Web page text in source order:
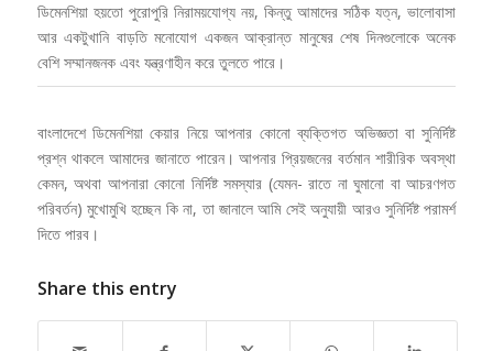
ডিমেনশিয়া হয়তো পুরোপুরি নিরাময়যোগ্য নয়, কিন্তু আমাদের সঠিক যত্ন, ভালোবাসা
আর একটুখানি বাড়তি মনোযোগ একজন আক্রান্ত মানুষের শেষ দিনগুলোকে অনেক
বেশি সম্মানজনক এবং যন্ত্রণাহীন করে তুলতে পারে।
বাংলাদেশে ডিমেনশিয়া কেয়ার নিয়ে আপনার কোনো ব্যক্তিগত অভিজ্ঞতা বা সুনির্দিষ্ট
প্রশ্ন থাকলে আমাদের জানাতে পারেন। আপনার প্রিয়জনের বর্তমান শারীরিক অবস্থা
কেমন, অথবা আপনারা কোনো নির্দিষ্ট সমস্যার (যেমন- রাতে না ঘুমানো বা আচরণগত
পরিবর্তন) মুখোমুখি হচ্ছেন কি না, তা জানালে আমি সেই অনুযায়ী আরও সুনির্দিষ্ট পরামর্শ
দিতে পারব।
Share this entry